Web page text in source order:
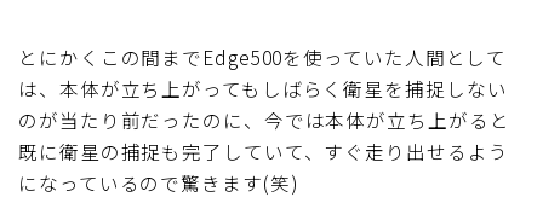
とにかくこの間までEdge500を使っていた人間として
は、本体が立ち上がってもしばらく衛星を捕捉しない
のが当たり前だったのに、今では本体が立ち上がると
既に衛星の捕捉も完了していて、すぐ走り出せるよう
になっているので驚きます(笑)